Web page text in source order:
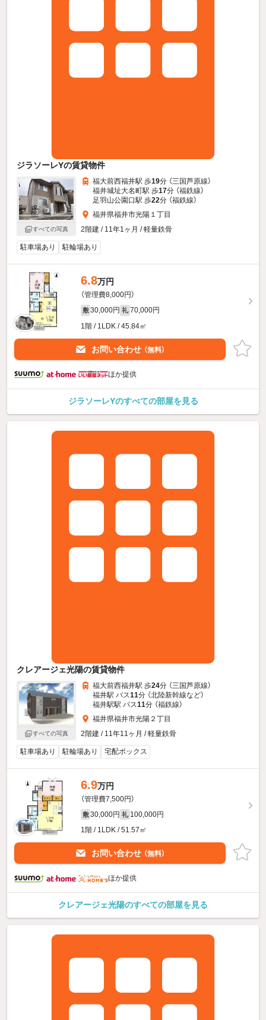
ジラソーレYの賃貸物件
すべての写真
福大前西福井駅 歩19分 （三国芦原線）
福井城址大名町駅 歩17分 （福鉄線）
足羽山公園口駅 歩22分 （福鉄線）
福井県福井市光陽１丁目
2階建 / 11年1ヶ月 / 軽量鉄骨
駐車場あり 駐輪場あり
6.8万円
（管理費8,000円）
敷 30,000円 礼 70,000円
1階 / 1LDK / 45.84㎡
お問い合わせ （無料）
ほか提供
ジラソーレYのすべての部屋を見る
クレアージェ光陽の賃貸物件
すべての写真
福大前西福井駅 歩24分 （三国芦原線）
福井駅 バス11分 （北陸新幹線など）
福井駅駅 バス11分 （福鉄線）
福井県福井市光陽２丁目
2階建 / 11年11ヶ月 / 軽量鉄骨
駐車場あり 駐輪場あり 宅配ボックス
6.9万円
（管理費7,500円）
敷 30,000円 礼 100,000円
1階 / 1LDK / 51.57㎡
お問い合わせ （無料）
ほか提供
クレアージェ光陽のすべての部屋を見る